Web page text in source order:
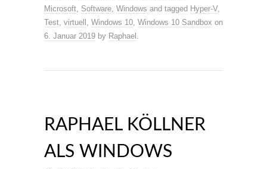
Microsoft, Software, Windows and tagged Hyper-V,
Test, virtuell , Windows 10, Windows 10 Sandbox on
6. Januar 2019 by Raphael .
RAPHAEL KÖLLNER
ALS WINDOWS